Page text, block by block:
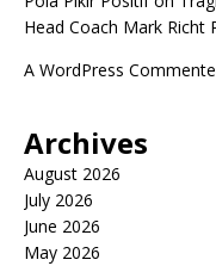
Head Coach Mark Richt
A WordPress
Archives
August 2026
July 2026
June 2026
May 2026